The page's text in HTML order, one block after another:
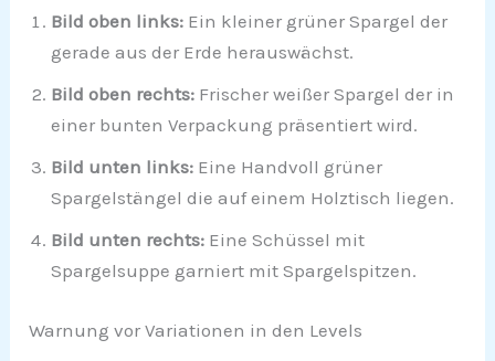
Bild oben links: Ein kleiner grüner Spargel der
gerade aus der Erde herauswächst.
Bild oben rechts: Frischer weißer Spargel der in
einer bunten Verpackung präsentiert wird.
Bild unten links: Eine Handvoll grüner
Spargelstängel die auf einem Holztisch liegen.
Bild unten rechts: Eine Schüssel mit
Spargelsuppe garniert mit Spargelspitzen.
Warnung vor Variationen in den Levels